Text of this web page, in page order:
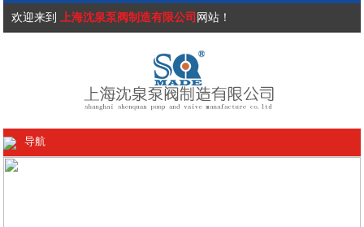
欢迎来到 上海沈泉泵阀制造有限公司 网站！
导航